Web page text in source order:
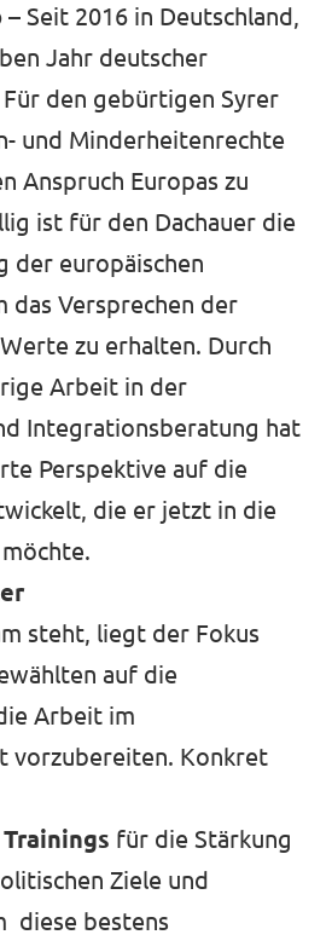
– Seit 2016 in Deutschland,
Jahr deutscher
den gebürtigen Syrer
und Minderheitenrechte
Anspruch Europas zu
ist für den Dachauer die
der europäischen
das Versprechen der
zu erhalten. Durch
Arbeit in der
Integrationsberatung hat
Perspektive auf die
die er jetzt in die
steht, liegt der Fokus
auf die
Arbeit im
vorzubereiten. Konkret
für die Stärkung
Ziele und
diese bestens